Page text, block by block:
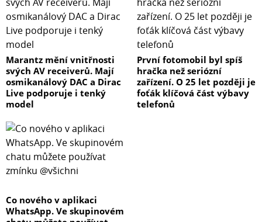
Marantz mění vnitřnosti
svých AV receiverů. Mají
osmikanálový DAC a Dirac
Live podporuje i tenký
model
První fotomobil byl spíš
hračka než seriózní
zařízení. O 25 let později je
foťák klíčová část výbavy
telefonů
Co nového v aplikaci
WhatsApp. Ve skupinovém